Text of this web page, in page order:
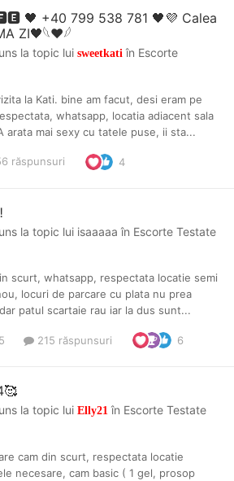
🖤 +40 799 538 781 🖤💜 Calea
ZI🖤𓆩❤︎𓆪
la topic lui sweetkati în Escorte
la Kati. bine am facut, desi eram pe
whatsapp, locatia adiacent sala
arata mai sexy cu tatele puse, ii sta...
răspunsuri 4
la topic lui isaaaaa în Escorte Testate
scurt, whatsapp, respectata locatie semi
locuri de parcare cu plata nu prea
patul scartaie rau iar la dus sunt...
215 răspunsuri 6
la topic lui Elly21 în Escorte Testate
cam din scurt, respectata locatie
necesare, cam basic ( 1 gel, prosop